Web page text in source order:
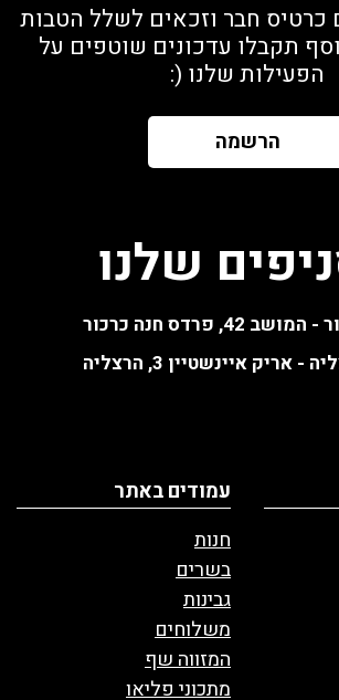
כרטיס חבר וזכאים לשלל הטבות
תקבלו עדכונים שוטפים על
הפעילות שלנו (:
הרשמה
שלנו
42, פרדס חנה כרכור
אריק איינשטיין 3, הרצליה
עמודים באתר
חנות
בשרים
גבינות
משלוחים
המזווה שף
מתכוני פליאו